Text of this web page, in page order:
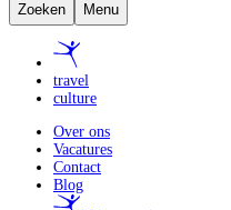
Zoeken Menu
travel
culture
Over ons
Vacatures
Contact
Blog